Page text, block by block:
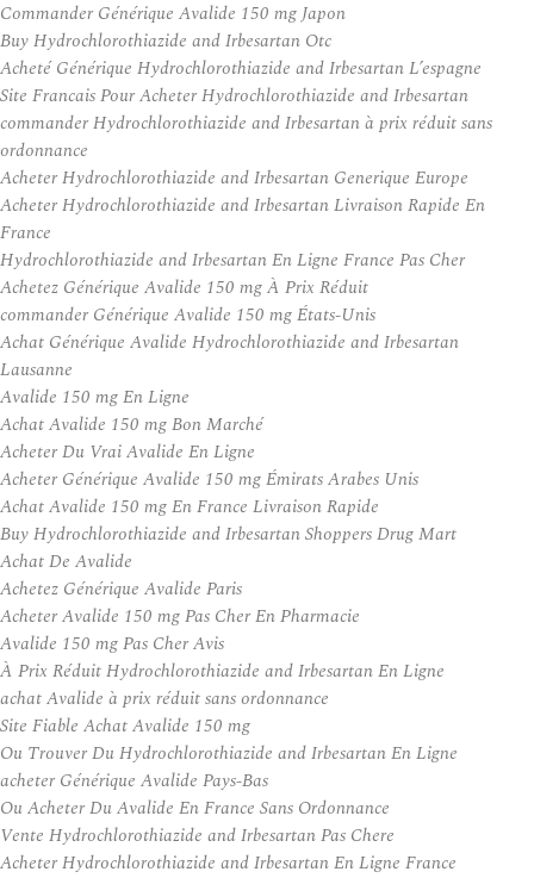
Commander Générique Avalide 150 mg Japon
Buy Hydrochlorothiazide and Irbesartan Otc
Acheté Générique Hydrochlorothiazide and Irbesartan L’espagne
Site Francais Pour Acheter Hydrochlorothiazide and Irbesartan
commander Hydrochlorothiazide and Irbesartan à prix réduit sans
ordonnance
Acheter Hydrochlorothiazide and Irbesartan Generique Europe
Acheter Hydrochlorothiazide and Irbesartan Livraison Rapide En
France
Hydrochlorothiazide and Irbesartan En Ligne France Pas Cher
Achetez Générique Avalide 150 mg À Prix Réduit
commander Générique Avalide 150 mg États-Unis
Achat Générique Avalide Hydrochlorothiazide and Irbesartan
Lausanne
Avalide 150 mg En Ligne
Achat Avalide 150 mg Bon Marché
Acheter Du Vrai Avalide En Ligne
Acheter Générique Avalide 150 mg Émirats Arabes Unis
Achat Avalide 150 mg En France Livraison Rapide
Buy Hydrochlorothiazide and Irbesartan Shoppers Drug Mart
Achat De Avalide
Achetez Générique Avalide Paris
Acheter Avalide 150 mg Pas Cher En Pharmacie
Avalide 150 mg Pas Cher Avis
À Prix Réduit Hydrochlorothiazide and Irbesartan En Ligne
achat Avalide à prix réduit sans ordonnance
Site Fiable Achat Avalide 150 mg
Ou Trouver Du Hydrochlorothiazide and Irbesartan En Ligne
acheter Générique Avalide Pays-Bas
Ou Acheter Du Avalide En France Sans Ordonnance
Vente Hydrochlorothiazide and Irbesartan Pas Chere
Acheter Hydrochlorothiazide and Irbesartan En Ligne France